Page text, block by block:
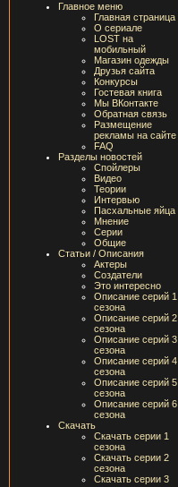
Главное меню
Главная страница
О сериале
LOST на
мобильный
Магазин одежды
Друзья сайта
Конкурсы
Гостевая книга
Мы ВКонтакте
Обратная связь
Размещение
рекламы на сайте
FAQ
Разделы новостей
Спойлеры
Видео
Теории
Интервью
Пасхальные яйца
Мнение
Серии
Общие
Статьи / Описания
Актеры
Создатели
Это интересно
Описание серий 1
сезона
Описание серий 2
сезона
Описание серий 3
сезона
Описание серий 4
сезона
Описание серий 5
сезона
Описание серий 6
сезона
Скачать
Скачать серии 1
сезона
Скачать серии 2
сезона
Скачать серии 3